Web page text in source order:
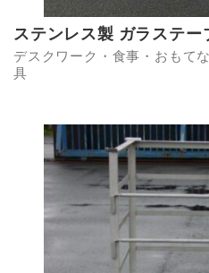
ステンレス製 ガラステー
デスクワーク・食事・おもて
具